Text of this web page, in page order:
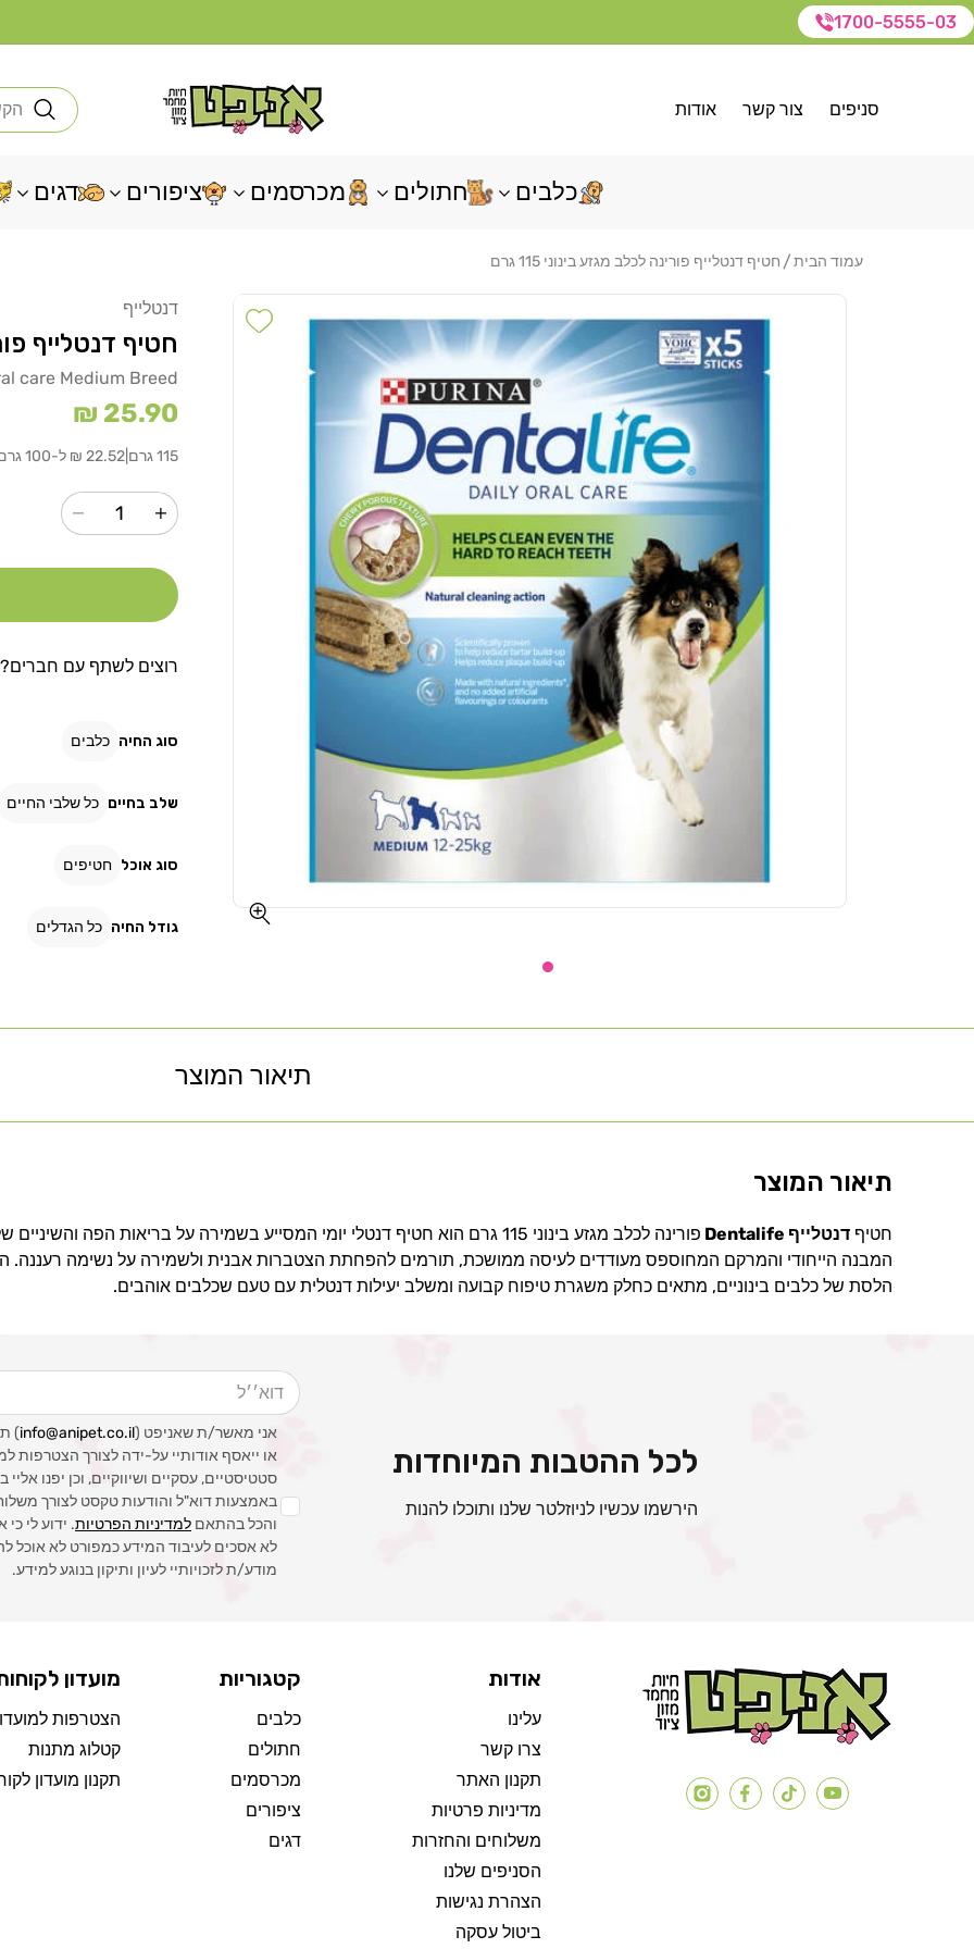
1700-5555-03
סניפים צור קשר אודות
כלבים חתולים מכרסמים ציפורים דגים
עמוד הבית חטיף דנטלייף פורינה לכלב מגזע בינוני 115 גרם
Add wishlist
דלג
דנטלייף
חטיף דנטלייף
care Medium Breed
מחיר
רגיל
25.90 ₪
115 גרם |22.52 ₪ ל-100 גרם
הגדל
עבור
דנטלייף
לכלב
115
הקטנת
עבור
דנטלייף
לכלב
115
רוצים לשתף עם חברים?
סוג החיה כלבים
שלב בחיים כל שלבי החיים
סוג אוכל חטיפים
גודל החיה כל הגדלים
תיאור המוצר
תיאור המוצר
חטיף דנטלייף Dentalife
פורינה לכלב מגזע בינוני 115 גרם הוא חטיף דנטלי יומי המסייע בשמירה על בריאות הפה
המבנה הייחודי והמרקם המחוספס מעודדים לעיסה ממושכת, תורמים להפחתת הצטברות אבנית ולשמירה על נשימה רעננה.
הלסת של כלבים בינוניים, מתאים כחלק משגרת טיפוח קבועה ומשלב יעילות דנטלית עם טעם שכלבים אוהבים.
לכל ההטבות המיוחדות
הירשמו עכשיו לניוזלטר שלנו ותוכלו להנות
דוא׳׳ל
אני מאשר/ת שאניפט (info@anipet.co.il
)
או ייאסף אודותיי על-ידה לצורך הצטרפות
סטטיסטיים, עסקיים ושיווקיים, וכן יפנו
באמצעות דוא"ל והודעות טקסט לצורך משלוח
והכל בהתאם למדיניות הפרטיות. ידוע לי כי
לא אסכים לעיבוד המידע כמפורט לא אוכל
מודע/ת לזכויותיי לעיון ותיקון בנוגע למידע.
יוטיוב טיק
פייסבוקאינסטגרם
אודות
עלינו
צרו קשר
תקנון האתר
מדיניות פרטיות
משלוחים והחזרות
הסניפים שלנו
הצהרת נגישות
ביטול עסקה
קטגוריות
כלבים
חתולים
מכרסמים
ציפורים
דגים
מועדון
הצטרפות
קטלוג מתנות
תקנון מועדון